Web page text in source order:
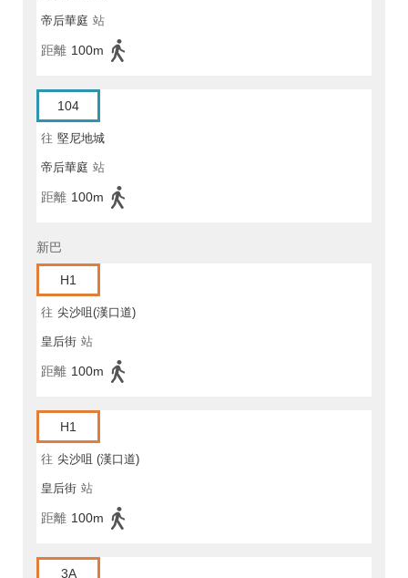
帝后華庭 站
距離 100m
104
往 堅尼地城
帝后華庭 站
距離 100m
新巴
H1
往 尖沙咀(漢口道)
皇后街 站
距離 100m
H1
往 尖沙咀 (漢口道)
皇后街 站
距離 100m
3A